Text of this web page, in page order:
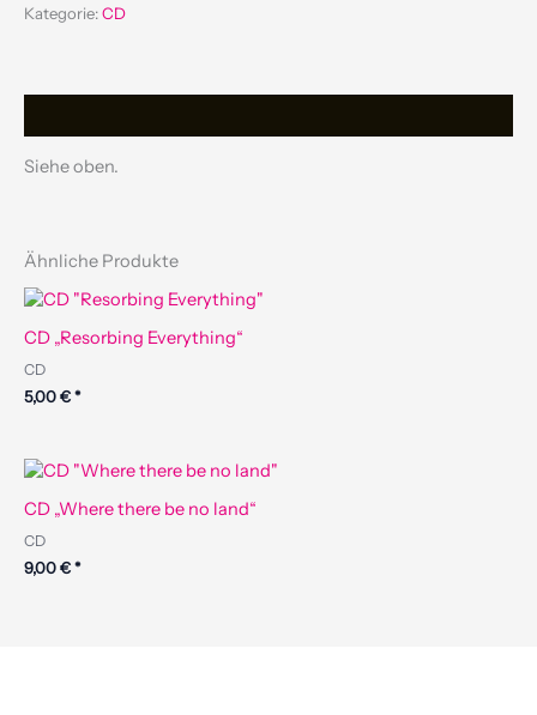
Kategorie:CD
Siehe oben.
Ähnliche Produkte
CD „Resorbing Everything“
CD
5,00€*
CD „Where there be no land“
CD
9,00€*